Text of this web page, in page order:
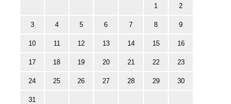
1 2
3 4 5 6 7 8 9
10 11 12 13 14 15 16
17 18 19 20 21 22 23
24 25 26 27 28 29 30
31